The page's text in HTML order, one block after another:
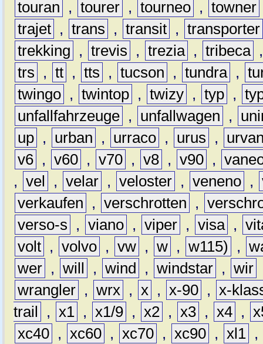
touran , tourer , tourneo , towner
trajet , trans , transit , transporter
trekking
, trevis , trezia , tribeca
trs
, tt , tts , tucson , tundra ,
twingo , twintop , twizy , typ ,
unfallfahrzeuge , unfallwagen ,
up , urban , urraco , urus ,
v6 , v60 , v70 , v8 , v90 ,
, vel , velar , veloster , veneno ,
verkaufen
, verschrotten ,
verso-s
, viano , viper , visa ,
volt , volvo , vw , w , w115) ,
wer , will , wind , windstar , wir
wrangler , wrx , x , x-90 , x-
trail
, x1 , x1/9 , x2 , x3 , x4 ,
xc40 , xc60 , xc70 , xc90 , xl1 ,